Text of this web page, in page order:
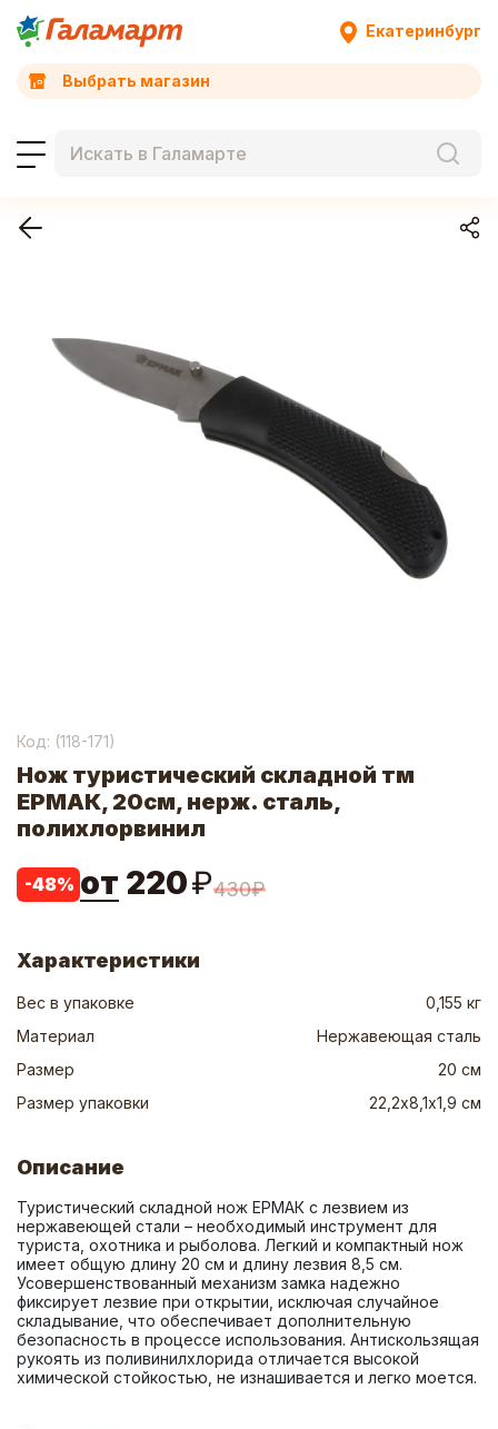
Екатеринбург
Выбрать магазин
Код: (118-171)
Нож туристический складной тм
ЕРМАК, 20см, нерж. сталь,
полихлорвинил
-48% от 220₽430₽
Характеристики
Вес в упаковке
0,155 кг
Материал
Нержавеющая сталь
Размер
20 см
Размер упаковки
22,2х8,1х1,9 см
Описание
Туристический складной нож ЕРМАК с лезвием из
нержавеющей стали – необходимый инструмент для
туриста, охотника и рыболова. Легкий и компактный нож
имеет общую длину 20 см и длину лезвия 8,5 см.
Усовершенствованный механизм замка надежно
фиксирует лезвие при открытии, исключая случайное
складывание, что обеспечивает дополнительную
безопасность в процессе использования. Антискользящая
рукоять из поливинилхлорида отличается высокой
химической стойкостью, не изнашивается и легко моется.